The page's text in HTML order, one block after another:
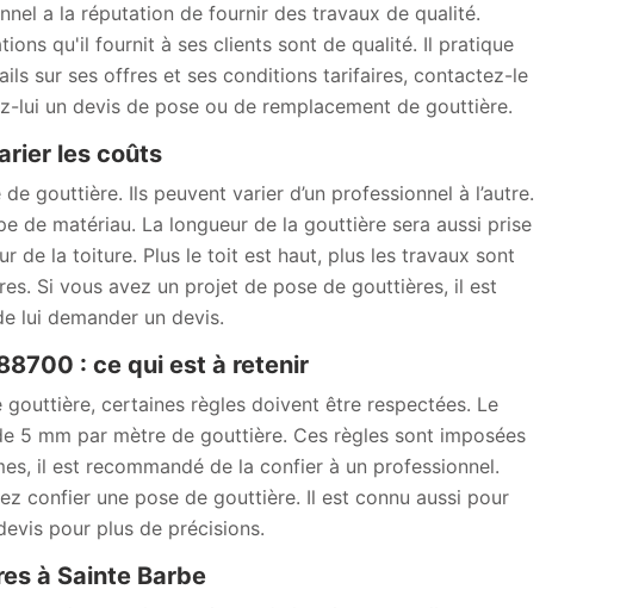
a la réputation de fournir des travaux de qualité.
qu'il fournit à ses clients sont de qualité. Il pratique
sur ses offres et ses conditions tarifaires, contactez-le
lui un devis de pose ou de remplacement de gouttière.
les coûts
gouttière. Ils peuvent varier d’un professionnel à l’autre.
de matériau. La longueur de la gouttière sera aussi prise
de la toiture. Plus le toit est haut, plus les travaux sont
Si vous avez un projet de pose de gouttières, il est
lui demander un devis.
: ce qui est à retenir
certaines règles doivent être respectées. Le
5 mm par mètre de gouttière. Ces règles sont imposées
il est recommandé de la confier à un professionnel.
confier une pose de gouttière. Il est connu aussi pour
pour plus de précisions.
à Sainte Barbe